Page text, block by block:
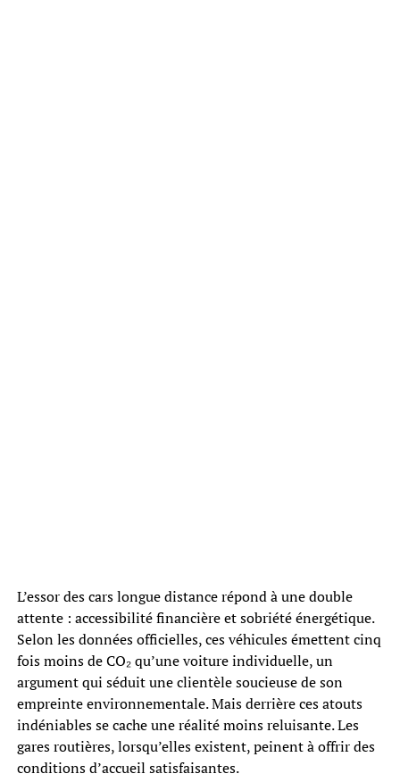
L’essor des cars longue distance répond à une double
attente : accessibilité financière et sobriété énergétique.
Selon les données officielles, ces véhicules émettent cinq
fois moins de CO₂ qu’une voiture individuelle, un
argument qui séduit une clientèle soucieuse de son
empreinte environnementale. Mais derrière ces atouts
indéniables se cache une réalité moins reluisante. Les
gares routières, lorsqu’elles existent, peinent à offrir des
conditions d’accueil satisfaisantes.